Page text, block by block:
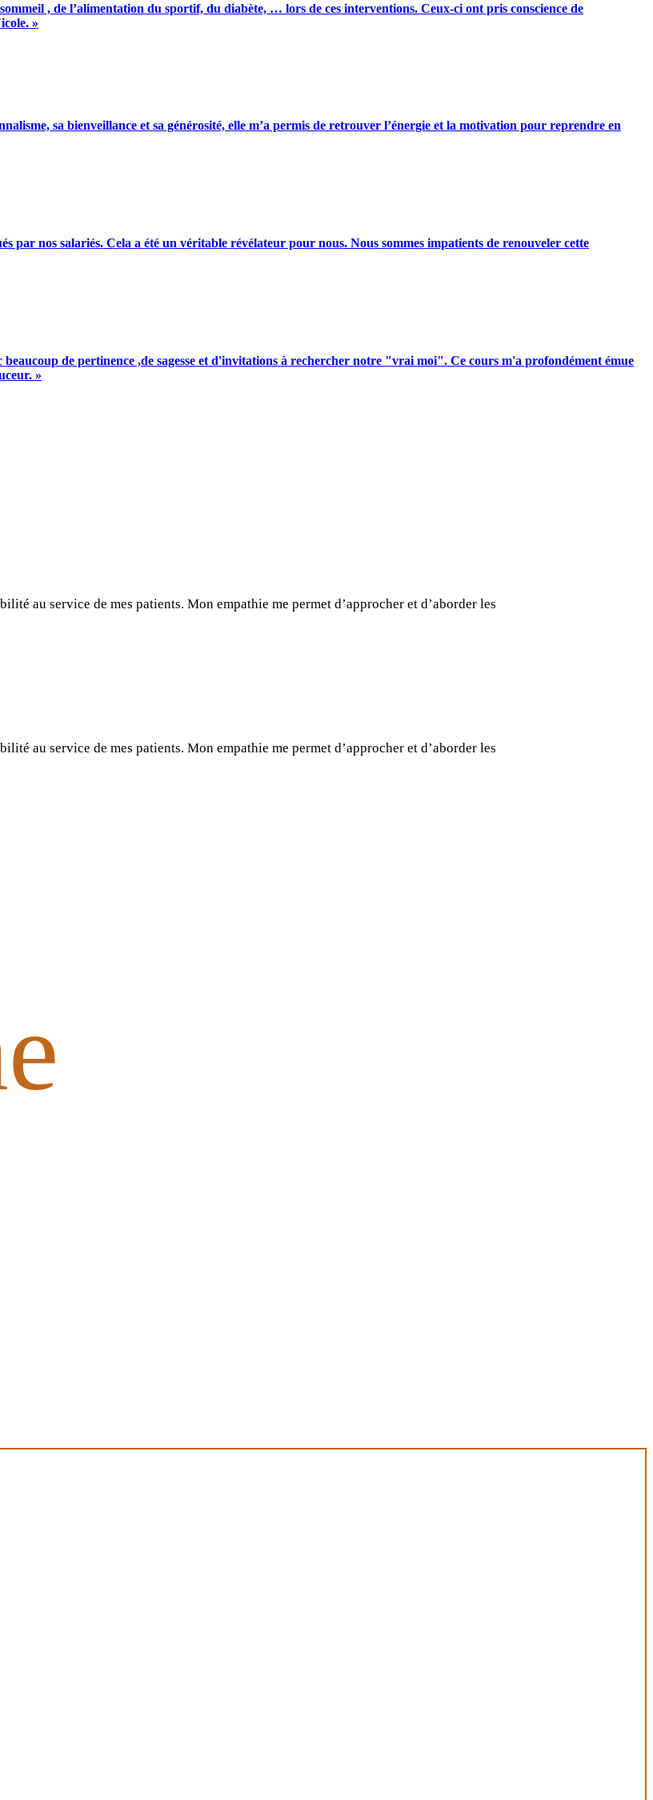
, de l’alimentation du sportif, du diabète, … lors de ces interventions. Ceux-ci ont pris conscience de
»
sa bienveillance et sa générosité, elle m’a permis de retrouver l’énergie et la motivation pour reprendre en
par nos salariés. Cela a été un véritable révélateur pour nous. Nous sommes impatients de renouveler cette
de pertinence ,de sagesse et d'invitations à rechercher notre "vrai moi". Ce cours m'a profondément émue
»
au service de mes patients. Mon empathie me permet d’approcher et d’aborder les
au service de mes patients. Mon empathie me permet d’approcher et d’aborder les